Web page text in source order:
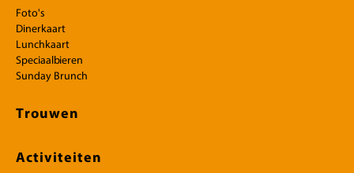
Foto's
Dinerkaart
Lunchkaart
Speciaalbieren
Sunday Brunch
Trouwen
Activiteiten